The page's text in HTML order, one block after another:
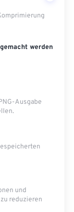
werden
Ausgabe
und
reduzieren